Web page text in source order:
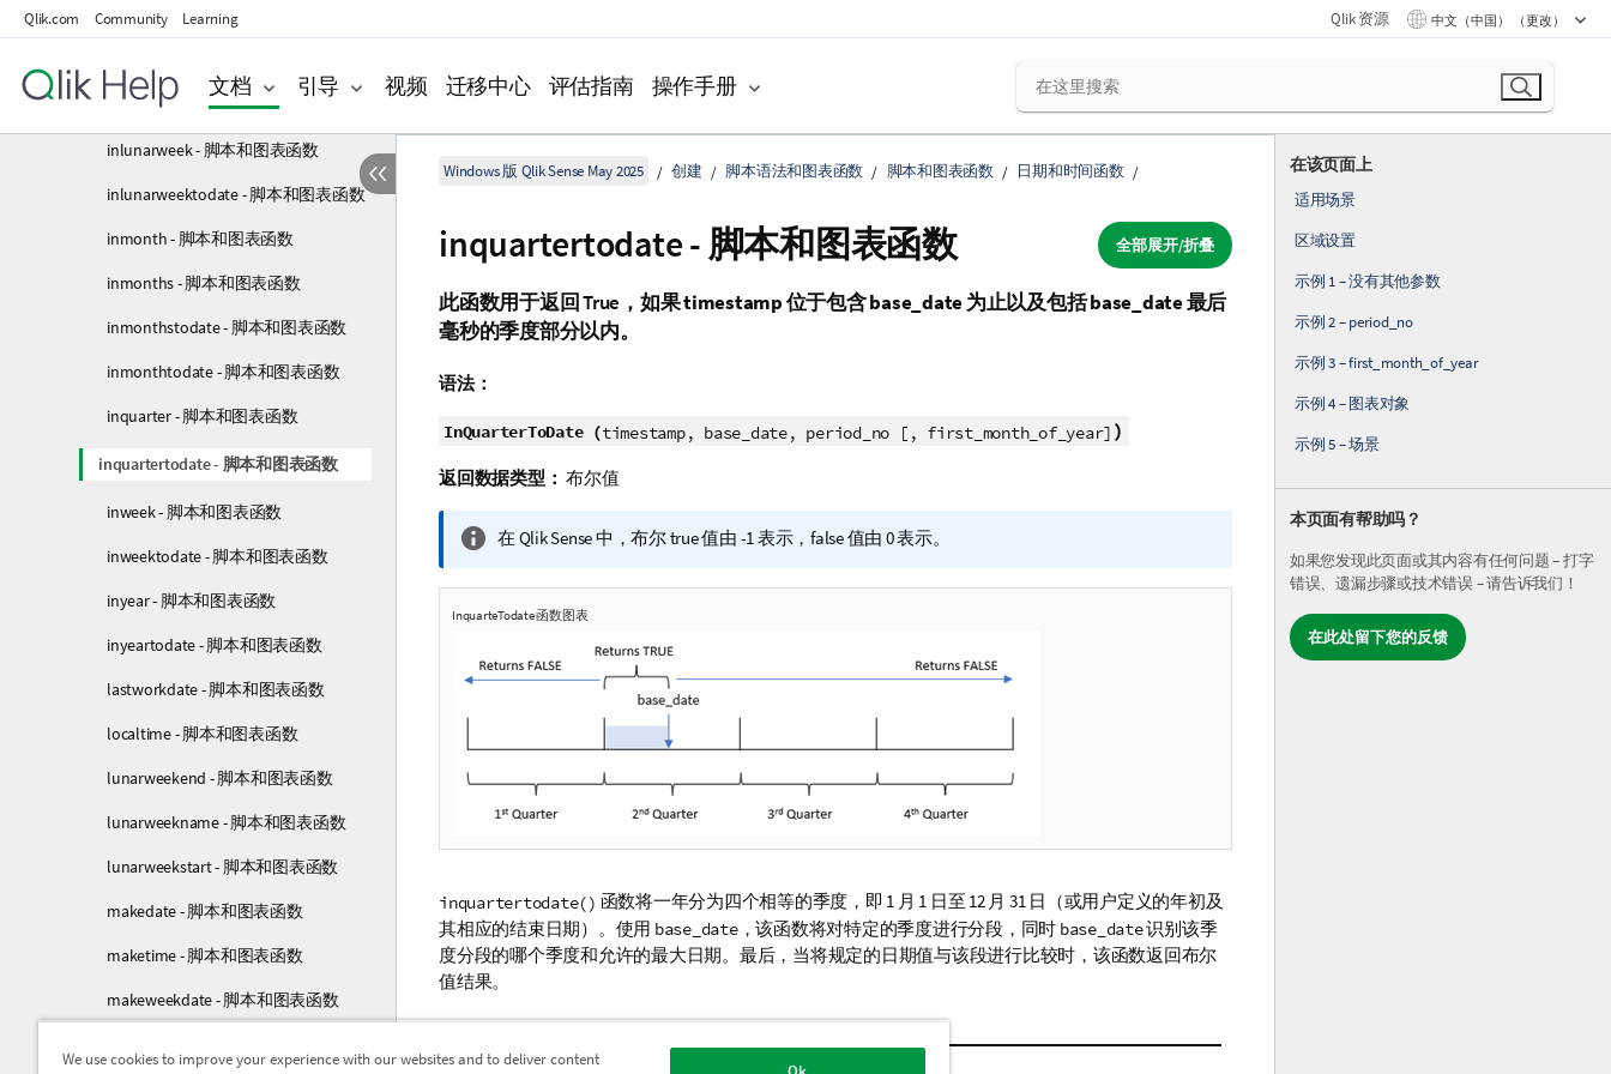
Qlik.com Community Learning Qlik 资源 中文（中国） （更改）
文档 引导 视频 迁移中心 评估指南 操作手册
hour - 脚本和图表函数
indaytotime - 脚本和图表函数
inlunarweek - 脚本和图表函数
inlunarweektodate - 脚本和图表函数
inmonth - 脚本和图表函数
inmonths - 脚本和图表函数
inmonthstodate - 脚本和图表函数
inmonthtodate - 脚本和图表函数
inquarter - 脚本和图表函数
inquartertodate - 脚本和图表函数
inweek - 脚本和图表函数
inweektodate - 脚本和图表函数
inyear - 脚本和图表函数
inyeartodate - 脚本和图表函数
lastworkdate - 脚本和图表函数
localtime - 脚本和图表函数
lunarweekend - 脚本和图表函数
lunarweekname - 脚本和图表函数
lunarweekstart - 脚本和图表函数
makedate - 脚本和图表函数
maketime - 脚本和图表函数
makeweekdate - 脚本和图表函数
在该页面上
适用场景
区域设置
示例 1 – 没有其他参数
示例 2 – period_no
示例 3 – first_month_of_year
示例 4 – 图表对象
示例 5 – 场景
本页面有帮助吗？
如果您发现此页面或其内容有任何问题 – 打字
错误、遗漏步骤或技术错误 – 请告诉我们！
在此处留下您的反馈
Windows 版 Qlik Sense May 2025 创建 脚本语法和图表函数 脚本和图表函数 日期和时间函数
全部展开/折叠
inquartertodate - 脚本和图表函数
此函数用于返回 True ，如果timestamp位于包含base_date为止以及包括base_date最后
毫秒的季度部分以内。
语法：
InQuarterToDate (timestamp, base_date, period_no [, first_month_of_year] )
返回数据类型： 布尔值
信
注
释
在 Qlik Sense中，布尔 true 值由 -1 表示，false 值由 0 表示。
InquarteTodate 函数图表
inquartertodate() 函数将一年分为四个相等的季度，即 1 月 1 日至 12 月 31 日（或用户定义的年初及
其相应的结束日期）。使用 base_date，该函数将对特定的季度进行分段，同时 base_date识别该季
度分段的哪个季度和允许的最大日期。最后，当将规定的日期值与该段进行比较时，该函数返回布尔
值结果。
参数
We use cookies to improve your experience with our websites and to deliver content